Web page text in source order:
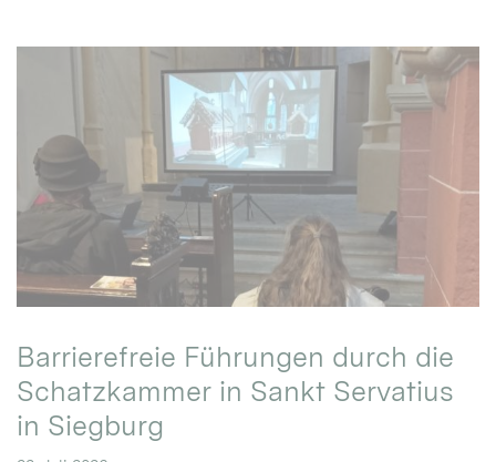
Barrierefreie Führungen durch die
Schatzkammer in Sankt Servatius
in Siegburg